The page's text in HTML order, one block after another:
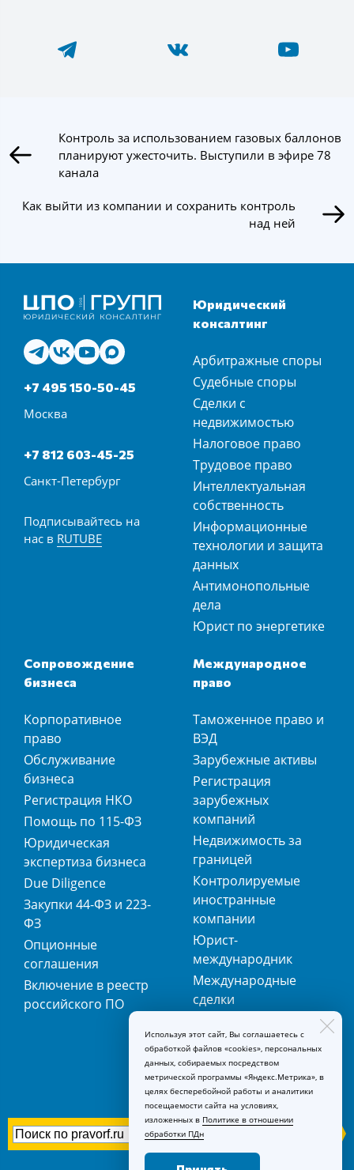
Контроль за использованием газовых баллонов
планируют ужесточить. Выступили в эфире 78
канала
Как выйти из компании и сохранить контроль
над ней
+7 495 150-50-45
Москва
+7 812 603-45-25
Санкт-Петербург
Подписывайтесь на
нас в RUTUBE
Юридический
консалтинг
Арбитражные споры
Судебные споры
Сделки с
недвижимостью
Налоговое право
Трудовое право
Интеллектуальная
собственность
Информационные
технологии и защита
данных
Антимонопольные
дела
Юрист по энергетике
Сопровождение
бизнеса
Корпоративное
право
Обслуживание
бизнеса
Регистрация НКО
Помощь по 115-ФЗ
Юридическая
экспертиза бизнеса
Due Diligence
Закупки 44-ФЗ и 223-
ФЗ
Опционные
соглашения
Включение в реестр
российского ПО
Международное
право
Таможенное право и
ВЭД
Зарубежные активы
Регистрация
зарубежных
компаний
Недвижимость за
границей
Контролируемые
иностранные
компании
Юрист-
международник
Международные
сделки
регистрация
товарных знаков
Используя этот сайт, Вы соглашаетесь с
обработкой файлов «cookies», персональных
данных, собираемых посредством
метрической программы «Яндекс.Метрика», в
целях бесперебойной работы и аналитики
посещаемости сайта на условиях,
изложенных в Политике в отношении
обработки ПДн